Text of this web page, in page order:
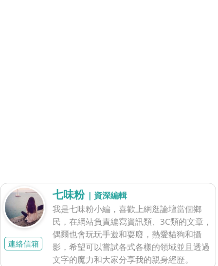
連絡信箱
七味粉 | 資深編輯
我是七味粉小編，喜歡上網逛論壇當個鄉
民，在網站負責編寫資訊類、3C類的文章，
偶爾也會玩玩手遊和耍廢，熱愛貓狗和攝
影，希望可以嘗試各式各樣的領域並且透過
文字的魔力和大家分享我的親身經歷。